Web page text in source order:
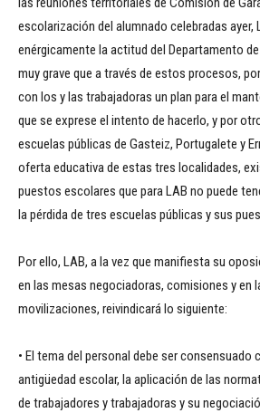
escolarización del alumnado celebradas ayer,
enérgicamente la actitud del Departamento
muy grave que a través de estos procesos,
con los y las trabajadoras un plan para el
que se exprese el intento de hacerlo, y por
escuelas públicas de Gasteiz, Portugalete y
oferta educativa de estas tres localidades,
puestos escolares que para LAB no puede
la pérdida de tres escuelas públicas y sus
Por ello, LAB, a la vez que manifiesta su
en las mesas negociadoras, comisiones y en
movilizaciones, reivindicará lo siguiente:
• El tema del personal debe ser
antigüedad escolar, la aplicación de las
de trabajadores y trabajadoras y su